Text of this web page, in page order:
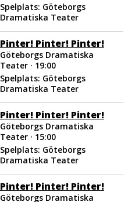
Spelplats: Göteborgs
Dramatiska Teater
Pinter! Pinter! Pinter!
Göteborgs Dramatiska
Teater · 19:00
Spelplats: Göteborgs
Dramatiska Teater
Pinter! Pinter! Pinter!
Göteborgs Dramatiska
Teater · 15:00
Spelplats: Göteborgs
Dramatiska Teater
Pinter! Pinter! Pinter!
Göteborgs Dramatiska